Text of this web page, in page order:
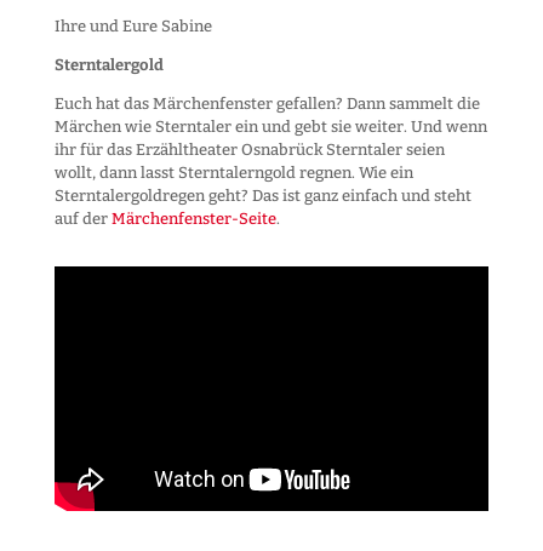
Ihre und Eure Sabine
Sterntalergold
Euch hat das Märchenfenster gefallen? Dann sammelt die
Märchen wie Sterntaler ein und gebt sie weiter. Und wenn
ihr für das Erzähltheater Osnabrück Sterntaler seien
wollt, dann lasst Sterntalerngold regnen. Wie ein
Sterntalergoldregen geht? Das ist ganz einfach und steht
auf der Märchenfenster-Seite.